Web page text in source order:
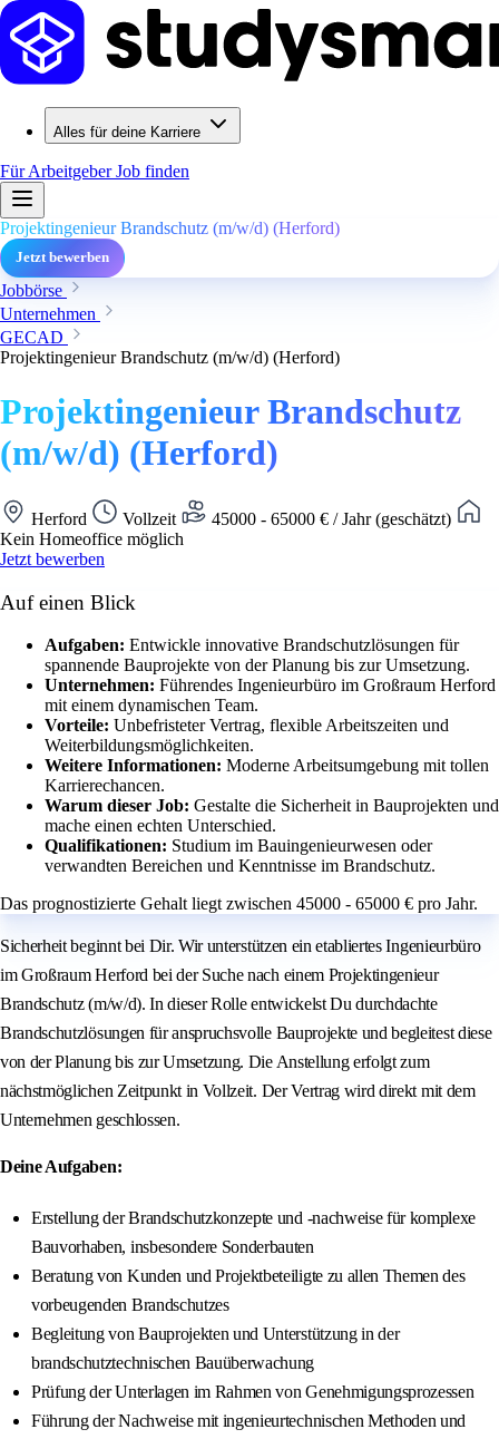
Alles für deine Karriere
Für ArbeitgeberJob finden
Projektingenieur Brandschutz (m/w/d) (Herford)
Jetzt bewerben
Jobbörse
Unternehmen
GECAD
Projektingenieur Brandschutz (m/w/d) (Herford)
Projektingenieur Brandschutz
(m/w/d) (Herford)
Herford Vollzeit
45000 - 65000 € / Jahr (geschätzt)
Kein Homeoffice möglich
Jetzt bewerben
Auf einen Blick
Aufgaben: Entwickle innovative Brandschutzlösungen für
spannende Bauprojekte von der Planung bis zur Umsetzung.
Unternehmen: Führendes Ingenieurbüro im Großraum Herford
mit einem dynamischen Team.
Vorteile: Unbefristeter Vertrag, flexible Arbeitszeiten und
Weiterbildungsmöglichkeiten.
Weitere Informationen: Moderne Arbeitsumgebung mit tollen
Karrierechancen.
Warum dieser Job: Gestalte die Sicherheit in Bauprojekten und
mache einen echten Unterschied.
Qualifikationen: Studium im Bauingenieurwesen oder
verwandten Bereichen und Kenntnisse im Brandschutz.
Das prognostizierte Gehalt liegt zwischen 45000 - 65000 € pro Jahr.
Sicherheit beginnt bei Dir. Wir unterstützen ein etabliertes Ingenieurbüro
im Großraum Herford bei der Suche nach einem Projektingenieur
Brandschutz (m/w/d). In dieser Rolle entwickelst Du durchdachte
Brandschutzlösungen für anspruchsvolle Bauprojekte und begleitest diese
von der Planung bis zur Umsetzung. Die Anstellung erfolgt zum
nächstmöglichen Zeitpunkt in Vollzeit. Der Vertrag wird direkt mit dem
Unternehmen geschlossen.
Deine Aufgaben:
Erstellung der Brandschutzkonzepte und -nachweise für komplexe
Bauvorhaben, insbesondere Sonderbauten
Beratung von Kunden und Projektbeteiligte zu allen Themen des
vorbeugenden Brandschutzes
Begleitung von Bauprojekten und Unterstützung in der
brandschutztechnischen Bauüberwachung
Prüfung der Unterlagen im Rahmen von Genehmigungsprozessen
Führung der Nachweise mit ingenieurtechnischen Methoden und